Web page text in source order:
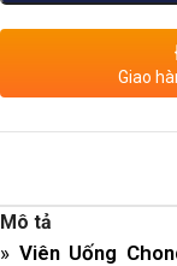
Giao
Mô tả
» Viên Uống